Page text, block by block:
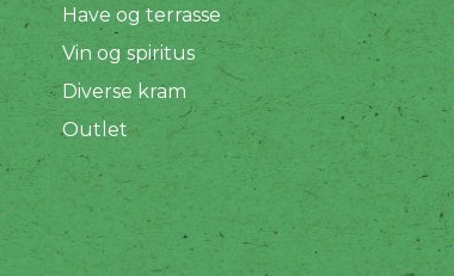
Have og terrasse
Vin og spiritus
Diverse kram
Outlet